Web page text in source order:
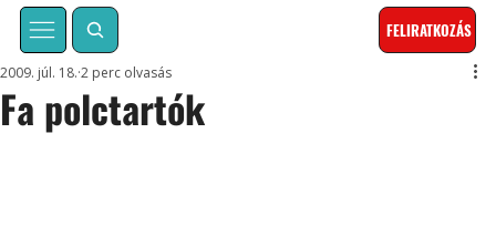
FELIRATKOZÁS
Fa polctartók
2009. júl. 18. 2 perc olvasás